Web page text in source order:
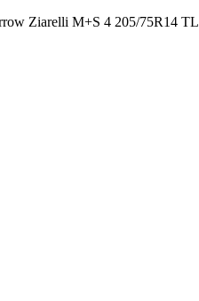
Ziarelli M+S 4 205/75R14 TL